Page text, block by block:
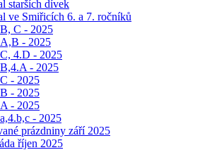
starších dívek
ve Smiřicích 6. a 7. ročníků
C - 2025
- 2025
4.D - 2025
- 2025
- 2025
- 2025
- 2025
- 2025
prázdniny září 2025
říjen 2025